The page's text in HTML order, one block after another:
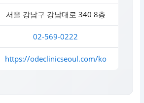
서울 강남구 강남대로 340 8층
02-569-0222
https://odeclinicseoul.com/ko